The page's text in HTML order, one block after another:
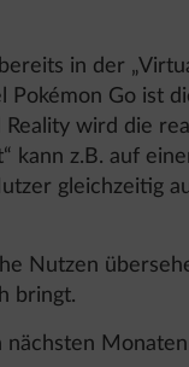
in der
Go ist
wird die
kann z.B. auf
gleichzeitig
Nutzen
bringt.